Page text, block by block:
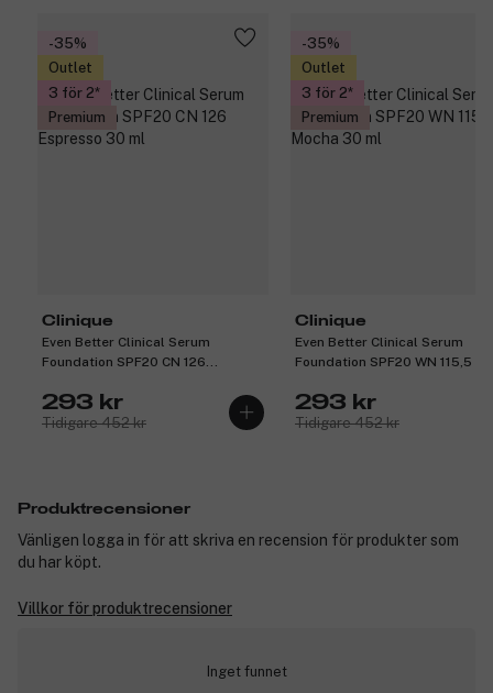
-35%
Outlet
3 för 2
Premium
Clinique
Even Better Clinical Serum
Foundation SPF20 CN 126
293 kr
Tidigare 452 kr
-35%
Outlet
3 för 2
Premium
Clinique
Even Better Clinical Serum
Foundation SPF20 WN 115,5
293 kr
Tidigare 452 kr
Produktrecensioner
Vänligen logga in för att skriva en recension för produkter som
du har köpt.
Villkor för produktrecensioner
Inget funnet